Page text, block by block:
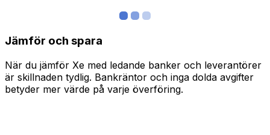
Jämför och spara
När du jämför Xe med ledande banker och leverantörer
är skillnaden tydlig. Bankräntor och inga dolda avgifter
betyder mer värde på varje överföring.